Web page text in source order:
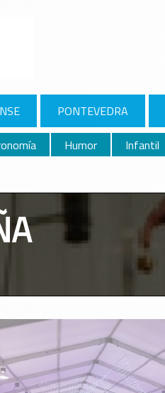
PONTEVEDRA
Humor Infantil